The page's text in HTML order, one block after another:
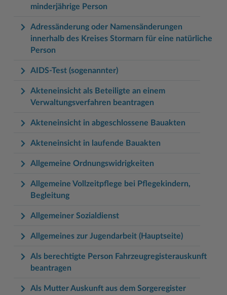
minderjährige Person
Adressänderung oder Namensänderungen
innerhalb des Kreises Stormarn für eine natürliche
Person
AIDS-Test (sogenannter)
Akteneinsicht als Beteiligte an einem
Verwaltungsverfahren beantragen
Akteneinsicht in abgeschlossene Bauakten
Akteneinsicht in laufende Bauakten
Allgemeine Ordnungswidrigkeiten
Allgemeine Vollzeitpflege bei Pflegekindern,
Begleitung
Allgemeiner Sozialdienst
Allgemeines zur Jugendarbeit (Hauptseite)
Als berechtigte Person Fahrzeugregisterauskunft
beantragen
Als Mutter Auskunft aus dem Sorgeregister